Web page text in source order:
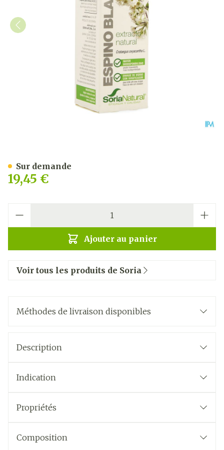
19,45 €
Ajouter au panier
Sur demande
Voir tous les produits de Soria
Méthodes de livraison disponibles
Description
Indication
Propriétés
Composition